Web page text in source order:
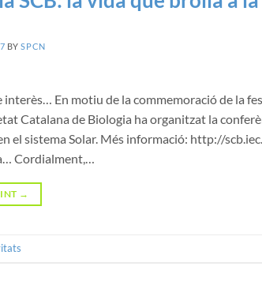
BYSPCN
interès… En motiu de la commemoració de la
Catalana de Biologia ha organitzat la
el sistema Solar. Més informació: http://
Cordialment,…
→